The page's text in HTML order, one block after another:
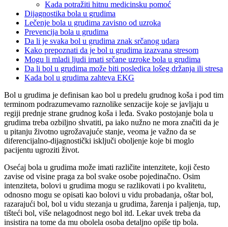
Kada potražiti hitnu medicinsku pomoć
Dijagnostika bola u grudima
Lečenje bola u grudima zavisno od uzroka
Prevencija bola u grudima
Da li je svaka bol u grudima znak srčanog udara
Kako prepoznati da je bol u grudima izazvana stresom
Mogu li mladi ljudi imati srčane uzroke bola u grudima
Da li bol u grudima može biti posledica lošeg držanja ili stresa
Kada bol u grudima zahteva EKG
Bol u grudima je definisan kao bol u predelu grudnog koša i pod tim
terminom podrazumevamo raznolike senzacije koje se javljaju u
regiji prednje strane grudnog koša i leđa. Svako postojanje bola u
grudima treba ozbiljno shvatiti, pa iako nužno ne mora značiti da je
u pitanju životno ugrožavajuće stanje, veoma je važno da se
diferencijalno-dijagnostički isključi oboljenje koje bi moglo
pacijentu ugroziti život.
Osećaj bola u grudima može imati različite intenzitete, koji često
zavise od visine praga za bol svake osobe pojedinačno. Osim
intenziteta, bolovi u grudima mogu se razlikovati i po kvalitetu,
odnosno mogu se opisati kao bolovi u vidu probadanja, oštar bol,
razarajući bol, bol u vidu stezanja u grudima, žarenja i paljenja, tup,
tišteći bol, više nelagodnost nego bol itd. Lekar uvek treba da
insistira na tome da mu obolela osoba detaljno opiše tip bola.